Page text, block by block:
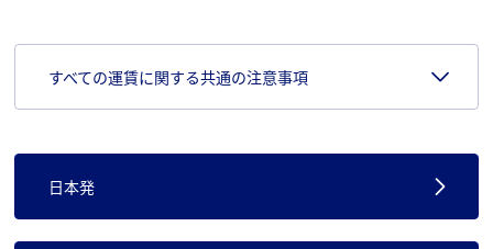
すべての運賃に関する共通の注意事項
日本発